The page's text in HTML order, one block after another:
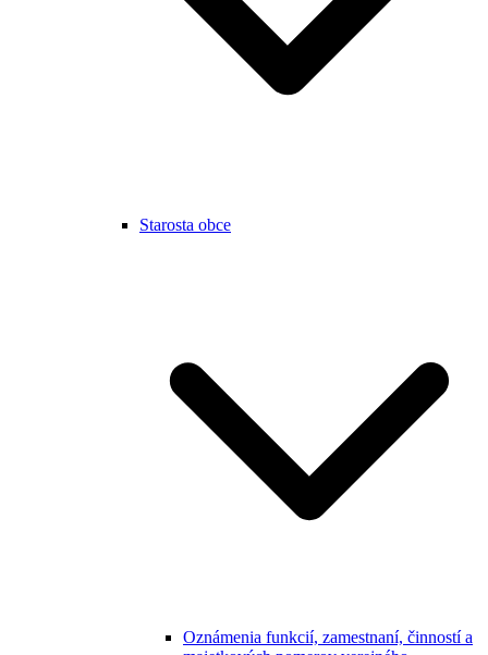
Starosta obce
Oznámenia funkcií, zamestnaní, činností a